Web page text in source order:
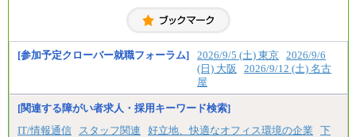
[参加予定クローバー就職フォーラム] 2026/9/5 (土) 東京 2026/9/6
(日) 大阪
2026/9/12 (土) 名古
屋
[関連する障がい者求人・採用キーワード検索]
IT/情報通信
スタッフ関連 好立地、快適なオフィス環境の企業
下